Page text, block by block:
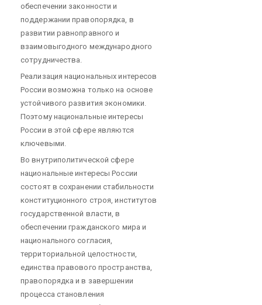
обеспечении законности и
поддержании правопорядка, в
развитии равноправного и
взаимовыгодного международного
сотрудничества.
Реализация национальных интересов
России возможна только на основе
устойчивого развития экономики.
Поэтому национальные интересы
России в этой сфере являются
ключевыми.
Во внутриполитической сфере
национальные интересы России
состоят в сохранении стабильности
конституционного строя, институтов
государственной власти, в
обеспечении гражданского мира и
национального согласия,
территориальной целостности,
единства правового пространства,
правопорядка и в завершении
процесса становления